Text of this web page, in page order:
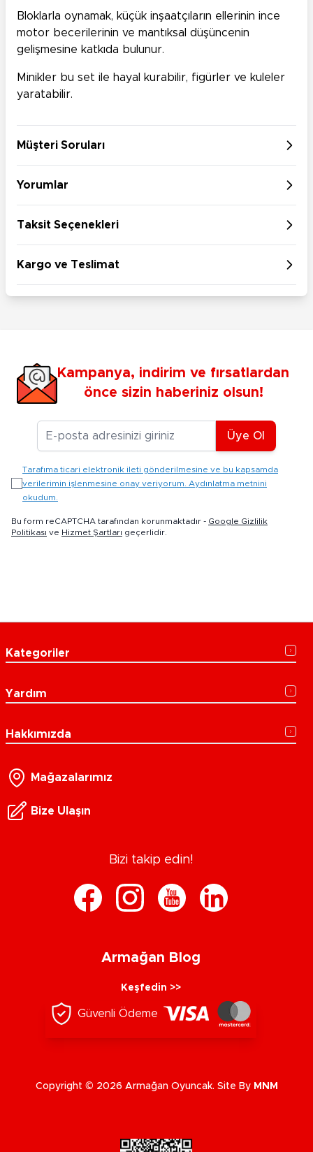
Bloklarla oynamak, küçük inşaatçıların ellerinin ince
motor becerilerinin ve mantıksal düşüncenin
gelişmesine katkıda bulunur.
Minikler bu set ile hayal kurabilir, figürler ve kuleler
yaratabilir.
Müşteri Soruları
Yorumlar
Taksit Seçenekleri
Kargo ve Teslimat
Kampanya, indirim ve fırsatlardan
önce sizin haberiniz olsun!
E-posta Adresiniz
Üye Ol
Tarafıma ticari elektronik ileti gönderilmesine ve bu kapsamda
verilerimin işlenmesine onay veriyorum. Aydınlatma metnini
okudum.
Bu form reCAPTCHA tarafından korunmaktadır - Google Gizlilik
Politikası ve Hizmet Şartları geçerlidir.
Kategoriler
Yardım
Hakkımızda
Mağazalarımız
Bize Ulaşın
Bizi takip edin!
Armağan Blog
Keşfedin >>
Güvenli Ödeme
Copyright © 2026 Armağan Oyuncak. Site By MNM